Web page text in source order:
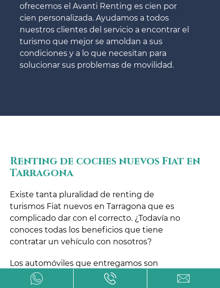
ofrecemos el Avanti Renting es cien por
cien personalizada. Ayudamos a todos
nuestros clientes del servicio a encontrar el
turismo que mejor se amoldan a sus
condiciones y a lo que necesitan para
solucionar sus problemas de movilidad.
Renting de coches nuevos Fiat en
Tarragona
Existe tanta pluralidad de renting de
turismos Fiat nuevos en Tarragona que es
complicado dar con el correcto. ¿Todavía no
conoces todas los beneficios que tiene
contratar un vehículo con nosotros?
Los automóviles que entregamos son
plenamente nuevos. Tras el pago de la